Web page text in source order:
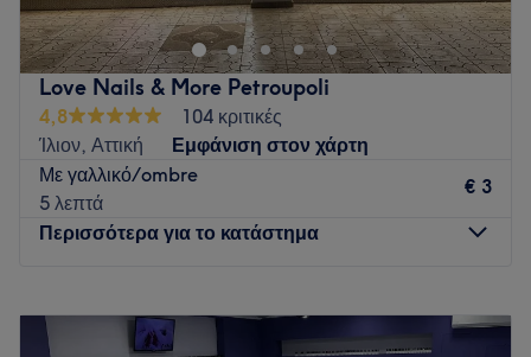
Go to venue
Love Nails & More Petroupoli
4,8
104 κριτικές
Ίλιον, Αττική
Εμφάνιση στον χάρτη
Με γαλλικό/ombre
5 λεπτά
€ 3
Περισσότερα για το κατάστημα
21:00